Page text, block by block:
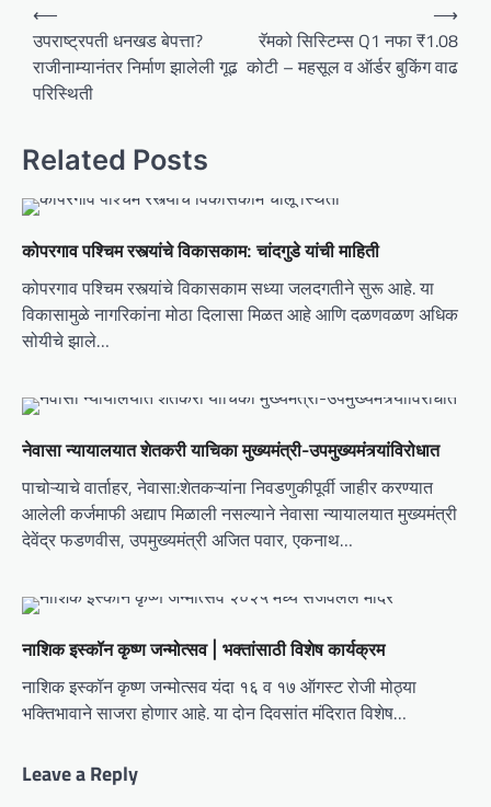
o
n
a
v
i
g
a
t
o
n
⟵
उपराष्ट्रपती धनखड बेपत्ता?
राजीनाम्यानंतर निर्माण झालेली गूढ
परिस्थिती
रॅमको सिस्टिम्स Q1 नफा ₹1.08
कोटी – महसूल व ऑर्डर बुकिंग वाढ
⟶
Related Posts
कोपरगाव पश्चिम रस्त्यांचे विकासकाम: चांदगुडे यांची माहिती
कोपरगाव पश्चिम रस्त्यांचे विकासकाम सध्या जलदगतीने सुरू आहे. या
विकासामुळे नागरिकांना मोठा दिलासा मिळत आहे आणि दळणवळण अधिक
सोयीचे झाले…
नेवासा न्यायालयात शेतकरी याचिका मुख्यमंत्री-उपमुख्यमंत्र्यांविरोधात
पाचोऱ्याचे वार्ताहर, नेवासा:शेतकऱ्यांना निवडणुकीपूर्वी जाहीर करण्यात
आलेली कर्जमाफी अद्याप मिळाली नसल्याने नेवासा न्यायालयात मुख्यमंत्री
देवेंद्र फडणवीस, उपमुख्यमंत्री अजित पवार, एकनाथ…
नाशिक इस्कॉन कृष्ण जन्मोत्सव | भक्तांसाठी विशेष कार्यक्रम
नाशिक इस्कॉन कृष्ण जन्मोत्सव यंदा १६ व १७ ऑगस्ट रोजी मोठ्या
भक्तिभावाने साजरा होणार आहे. या दोन दिवसांत मंदिरात विशेष…
Leave a Reply